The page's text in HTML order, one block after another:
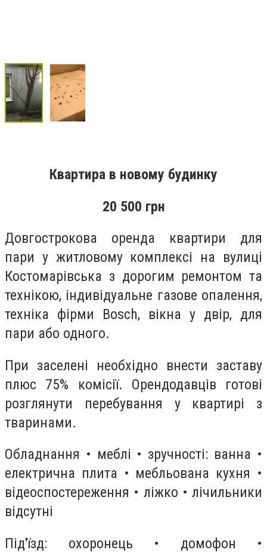
Квартира в новому будинку
20 500 грн
Довгострокова оренда квартири для
пари у житловому комплексі на вулиці
Костомарівська з дорогим ремонтом та
технікою, індивідуальне газове опалення,
техніка фірми Bosch, вікна у двір, для
пари або одного.
При заселені необхідно внести заставу
плюс 75% комісії. Орендодавців готові
розглянути перебування у квартирі з
тваринами.
Обладнання • меблі • зручності: ванна •
електрична плита • мебльована кухня •
відеоспостереження • ліжко • лічильники
відсутні
Під'їзд: охоронець • домофон •